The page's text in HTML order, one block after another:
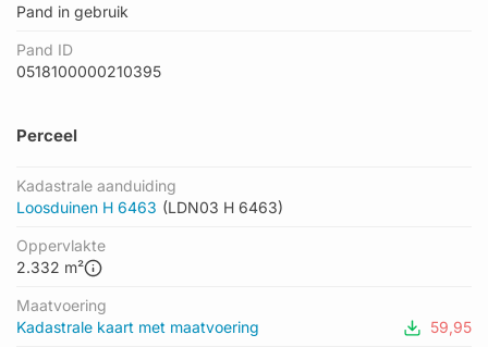
Pand in gebruik
Pand ID
0518100000210395
Perceel
Kadastrale aanduiding
Loosduinen H 6463 (LDN03 H 6463)
Oppervlakte
2.332 m²
Maatvoering
Kadastrale kaart met maatvoering
59,95